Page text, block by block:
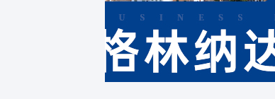
西班牙 西班牙非盈
马耳他 马耳他永居
马来西亚 马来西亚第